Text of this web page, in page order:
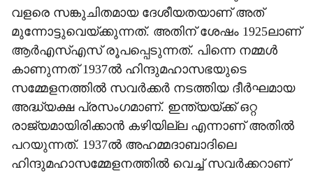
വളരെ സങ്കുചിതമായ ദേശീയതയാണ് അത്
മുന്നോട്ടുവെയ്ക്കുന്നത്. അതിന് ശേഷം 1925ലാണ്
ആര്‍എസ്എസ് രൂപപ്പെടുന്നത്. പിന്നെ നമ്മള്‍
കാണുന്നത് 1937ല്‍ ഹിന്ദുമഹാസഭയുടെ
സമ്മേളനത്തില്‍ സവര്‍ക്കര്‍ നടത്തിയ ദീര്‍ഘമായ
അദ്ധ്യക്ഷ പ്രസംഗമാണ്. ഇന്ത്യയ്ക്ക് ഒറ്റ
രാജ്യമായിരിക്കാന്‍ കഴിയില്ല എന്നാണ് അതില്‍
പറയുന്നത്. 1937ല്‍ അഹമ്മദാബാദിലെ
ഹിന്ദുമഹാസമ്മേളനത്തില്‍ വെച്ച് സവര്‍ക്കറാണ്